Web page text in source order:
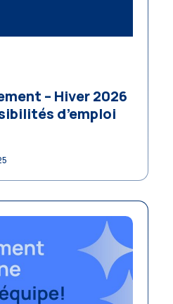
– Hiver 2026
d’emploi